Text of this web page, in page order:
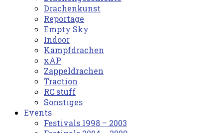
Drachenkunst
Reportage
Empty Sky
Indoor
Kampfdrachen
xAP
Zappeldrachen
Traction
RC stuff
Sonstiges
Events
Festivals 1998 – 2003